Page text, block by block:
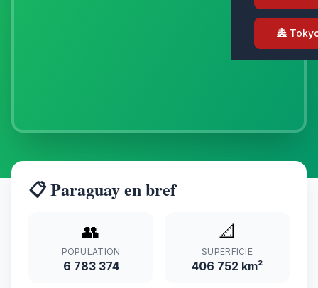
🏯
📋 Paraguay en bref
👥
POPULATION
6 783 374
📐
SUPERFICIE
406 752 km²